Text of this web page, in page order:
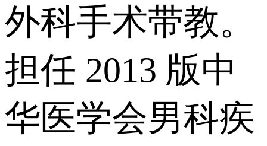
外科手术带教。
担任 2013 版中
华医学会男科疾